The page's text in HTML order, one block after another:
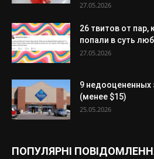
27.05.2026
26 твитов от
попали в суть
27.05.2026
9 недооцененных
(менее $15)
25.05.2026
ПОПУЛЯРНІ